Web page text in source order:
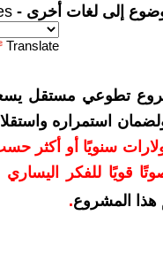
إلى لغات أخرى -
Translate
تطوعي مستقل يسعى
استمراره
بمبلغ 10 دولارات سنويًا
قويًا للفكر اليساري
المشروع.